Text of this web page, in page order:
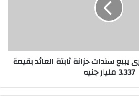
يبيع سندات خزانة ثابتة العائد بقيمة
3.337 مليار جنيه